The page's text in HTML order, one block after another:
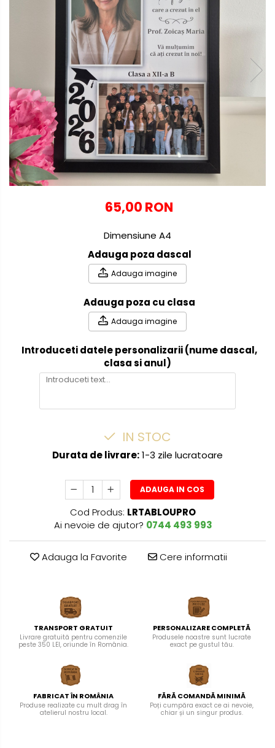
Globuri personalizate
Decoratiuni Craciun
Pachete cadou Craciun
Decoratiuni Paste
Valentines Day
Cadouri indragostiti
1-8 Martie
Scoala/Absolvire
65,00 RON
Dimensiune A4
Adauga poza dascal
Adauga imagine
Adauga poza cu clasa
Adauga imagine
Introduceti datele personalizarii (nume dascal,
clasa si anul)
IN STOC
Durata de livrare:1-3 zile lucratoare
ADAUGA IN COS
Cod Produs: LRTABLOUPRO
Ai nevoie de ajutor? 0744 493 993
Adauga la Favorite Cere informatii
TRANSPORT GRATUIT
Livrare gratuită pentru comenzile
peste 350 LEI, oriunde în România.
PERSONALIZARE COMPLETĂ
Produsele noastre sunt lucrate
exact pe gustul tău.
FABRICAT ÎN ROMÂNIA
Produse realizate cu mult drag în
atelierul nostru local.
FĂRĂ COMANDĂ MINIMĂ
Poți cumpăra exact ce ai nevoie,
chiar și un singur produs.